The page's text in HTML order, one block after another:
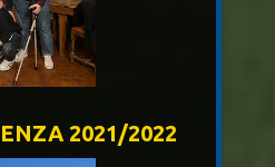
2021/2022